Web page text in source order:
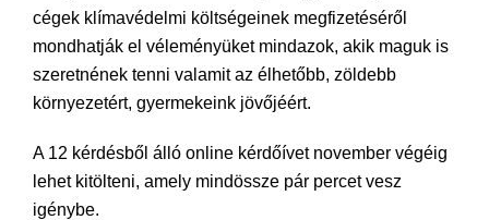
cégek klímavédelmi költségeinek megfizetéséről
mondhatják el véleményüket mindazok, akik maguk is
szeretnének tenni valamit az élhetőbb, zöldebb
környezetért, gyermekeink jövőjéért.
A 12 kérdésből álló online kérdőívet november végéig
lehet kitölteni, amely mindössze pár percet vesz
igénybe.